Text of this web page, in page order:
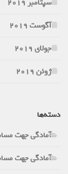
آگوست 2019
جولای 2019
ژوئن 2019
دسته‌ها
آمادگی جهت
آمادگی جهت